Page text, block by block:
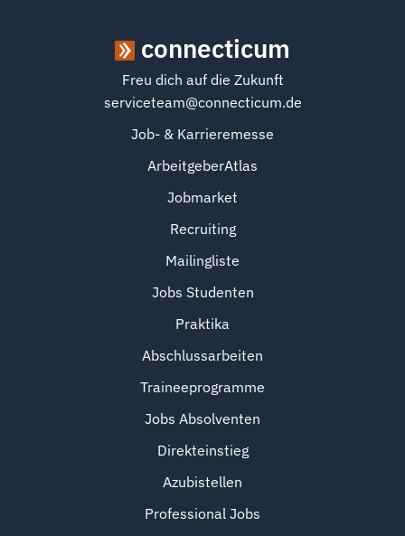
connecticum
Freu dich auf die Zukunft
serviceteam@connecticum.de
Job- & Karrieremesse
ArbeitgeberAtlas
Jobmarket
Recruiting
Mailingliste
Jobs Studenten
Praktika
Abschlussarbeiten
Traineeprogramme
Jobs Absolventen
Direkteinstieg
Azubistellen
Professional Jobs